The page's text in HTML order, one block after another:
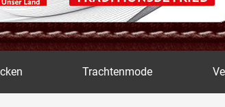
Trachtenmode